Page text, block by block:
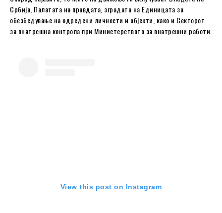
Србија, Палатата на правдата, зградата на Единицата за
обезбедување на одредени личности и објекти, како и Секторот
за внатрешна контрола при Министерството за внатрешни работи.
View this post on Instagram